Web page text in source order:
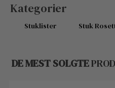
Kategorier
Stuklister Stuk
DE MEST SOLGTE